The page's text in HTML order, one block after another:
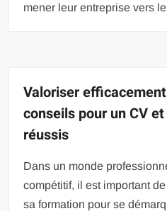
mener leur entreprise vers
Valoriser
conseils pour un CV
réussis
Dans un monde
compétitif, il est important
sa formation pour se